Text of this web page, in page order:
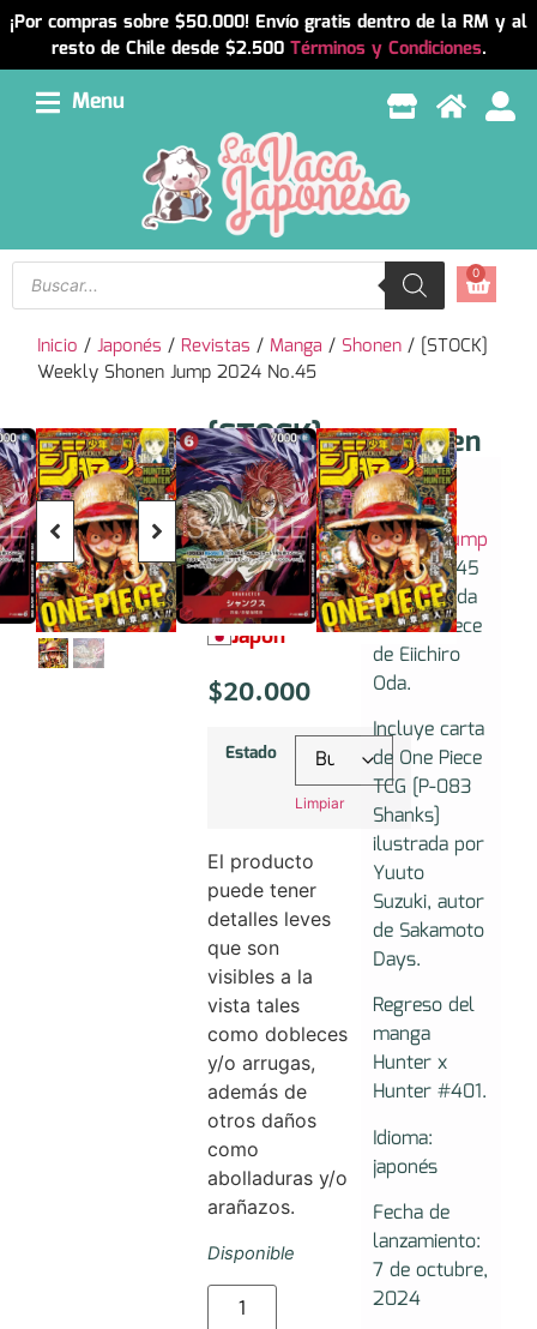
¡Por compras sobre $50.000! Envío gratis dentro de la RM y al
resto de Chile desde $2.500 Términos y Condiciones.
Menu
0
Inicio /Japonés / Revistas /Manga / Shonen / [STOCK]
Weekly Shonen Jump 2024 No.45
[STOCK]
Weekly
Shonen
Jump
2024
No.45
Japón
$20.000
Estado
Limpiar
El producto
puede tener
detalles leves
que son
visibles a la
vista tales
como dobleces
y/o arrugas,
además de
otros daños
como
abolladuras y/o
arañazos.
Disponible
Resumen
Revista
Weekly
Shonen Jump
2024 No.45
con portada
de One Piece
de Eiichiro
Oda.
Incluye carta
de One Piece
TCG [P-083
Shanks]
ilustrada por
Yuuto
Suzuki, autor
de Sakamoto
Days.
Regreso del
manga
Hunter x
Hunter #401.
Idioma:
japonés
Fecha de
lanzamiento:
7 de octubre,
2024